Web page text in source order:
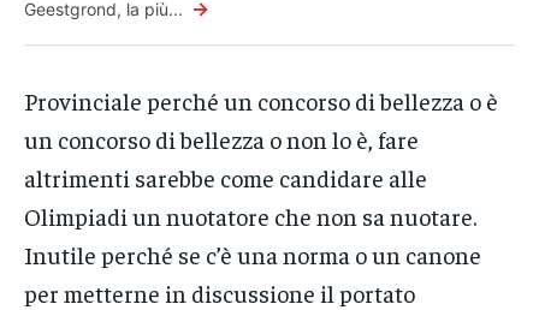
Geestgrond, la più... →
Provinciale perché un concorso di bellezza o è
un concorso di bellezza o non lo è, fare
altrimenti sarebbe come candidare alle
Olimpiadi un nuotatore che non sa nuotare.
Inutile perché se c’è una norma o un canone
per metterne in discussione il portato